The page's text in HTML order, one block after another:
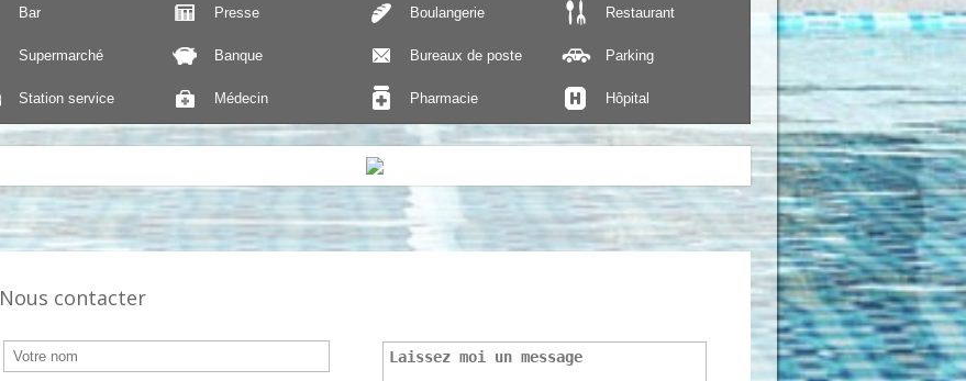
Bar Presse Boulangerie Restaurant
Supermarché Banque Bureaux de poste Parking
Station service Médecin Pharmacie Hôpital
Nous contacter